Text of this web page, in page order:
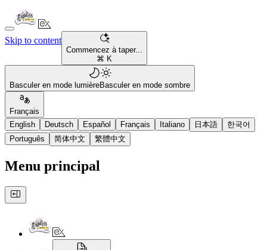
Skip to content
Commencez à taper...
⌘ K
Basculer en mode lumièreBasculer en mode sombre
Français
English
Deutsch Español Français Italiano 日本語
한국어
Português
简体中文 繁體中文
Menu principal